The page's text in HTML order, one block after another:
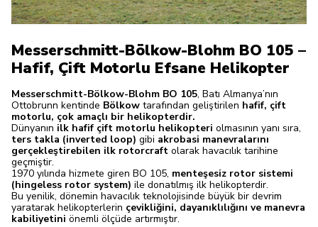
Messerschmitt-Bölkow-Blohm BO 105 –
Hafif, Çift Motorlu Efsane Helikopter
Messerschmitt-Bölkow-Blohm BO 105, Batı Almanya’nın
Ottobrunn kentinde Bölkow tarafından geliştirilen hafif, çift
motorlu, çok amaçlı bir helikopterdir.
Dünyanın ilk hafif çift motorlu helikopteri olmasının yanı sıra,
ters takla (inverted loop) gibi akrobasi manevralarını
gerçekleştirebilen ilk rotorcraft olarak havacılık tarihine
geçmiştir.
1970 yılında hizmete giren BO 105, menteşesiz rotor sistemi
(hingeless rotor system) ile donatılmış ilk helikopterdir.
Bu yenilik, dönemin havacılık teknolojisinde büyük bir devrim
yaratarak helikopterlerin çevikliğini, dayanıklılığını ve manevra
kabiliyetini önemli ölçüde artırmıştır.